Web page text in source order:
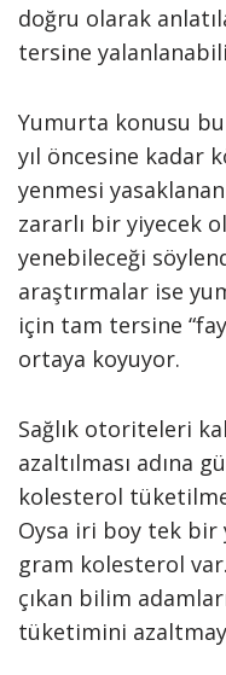
doğru olarak
tersine
Yumurta konusu
yıl öncesine kadar
yenmesi
zararlı bir yiyecek
yenebileceği
araştırmalar ise
için tam tersine
ortaya koyuyor.
Sağlık otoriteleri
azaltılması adına
kolesterol
Oysa iri boy tek bir
gram kolesterol
çıkan bilim
tüketimini